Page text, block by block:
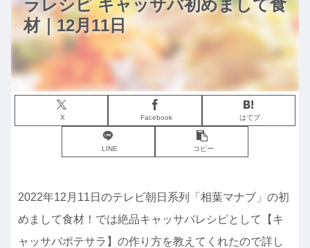
ラレシピ キャッサバ初めまして食
材｜12月11日
X Facebook はてブ
LINE コピー
2022年12月11日のテレビ朝日系列「相葉マナブ」の初
めまして食材！では絶品キャッサバレシピとして【キ
ャッサバポテサラ】の作り方を教えてくれたので詳し